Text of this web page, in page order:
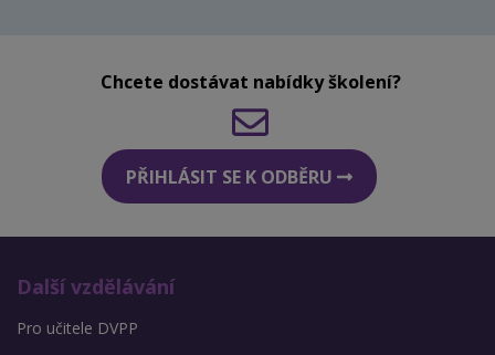
Chcete dostávat nabídky školení?
PŘIHLÁSIT SE K ODBĚRU
Další vzdělávání
Pro učitele DVPP